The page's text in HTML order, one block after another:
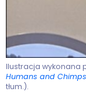
Ilustracja wykonana
Humans and
tłum.).